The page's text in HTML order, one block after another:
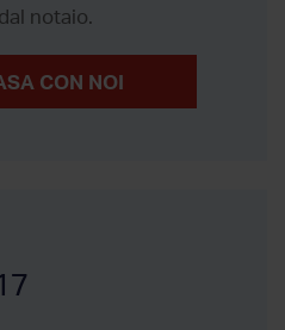
notaio.
CON NOI